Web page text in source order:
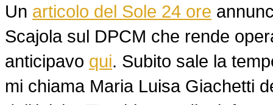
Un articolo del Sole 24 ore
Scajola sul DPCM che rende
anticipavo qui. Subito sale la
mi chiama Maria Luisa Giachetti